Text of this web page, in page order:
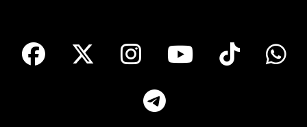
facebook Instagram
Youtube
Tik